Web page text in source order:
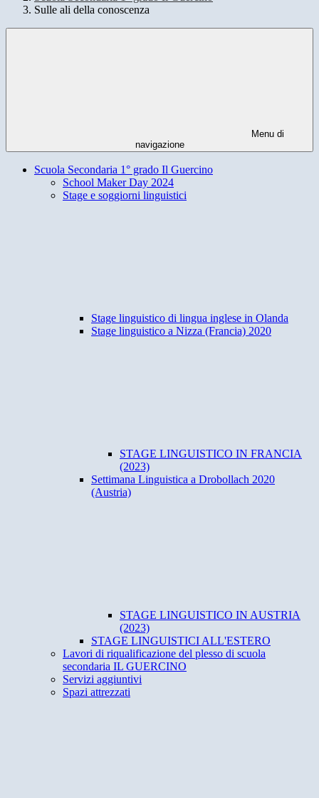
Sulle ali della conoscenza
Menu di
navigazione
Scuola Secondaria 1° grado Il Guercino
School Maker Day 2024
Stage e soggiorni linguistici
Stage linguistico di lingua inglese in Olanda
Stage linguistico a Nizza (Francia) 2020
STAGE LINGUISTICO IN FRANCIA
(2023)
Settimana Linguistica a Drobollach 2020
(Austria)
STAGE LINGUISTICO IN AUSTRIA
(2023)
STAGE LINGUISTICI ALL'ESTERO
Lavori di riqualificazione del plesso di scuola
secondaria IL GUERCINO
Servizi aggiuntivi
Spazi attrezzati